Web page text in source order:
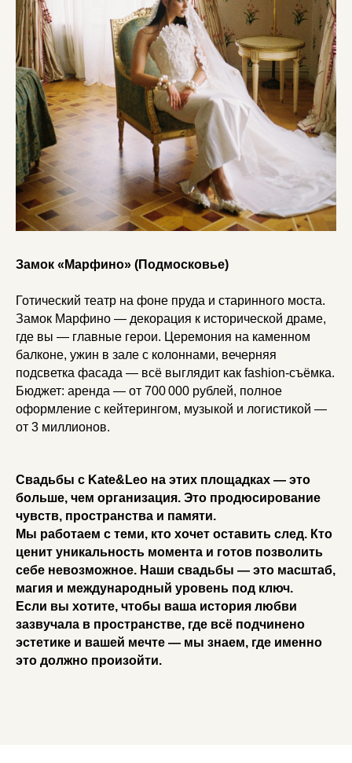
Замок «Марфино» (Подмосковье)
Готический театр на фоне пруда и старинного моста.
Замок Марфино — декорация к исторической драме,
где вы — главные герои. Церемония на каменном
балконе, ужин в зале с колоннами, вечерняя
подсветка фасада — всё выглядит как fashion-съёмка.
Бюджет: аренда — от 700 000 рублей, полное
оформление с кейтерингом, музыкой и логистикой —
от 3 миллионов.
Свадьбы с Kate&Leo на этих площадках — это
больше, чем организация. Это продюсирование
чувств, пространства и памяти.
Мы работаем с теми, кто хочет оставить след. Кто
ценит уникальность момента и готов позволить
себе невозможное. Наши свадьбы — это масштаб,
магия и международный уровень под ключ.
Если вы хотите, чтобы ваша история любви
зазвучала в пространстве, где всё подчинено
эстетике и вашей мечте — мы знаем, где именно
это должно произойти.